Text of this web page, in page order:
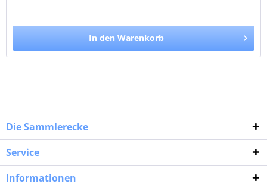
In den Warenkorb
Die Sammlerecke
Service
Informationen